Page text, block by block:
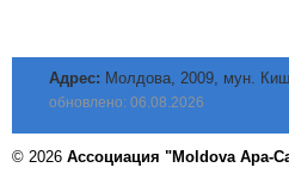
Адрес: Молдова, 2009, мун.
обновлено: 06.08.2026
© 2026 Ассоциация "Moldova Apa-